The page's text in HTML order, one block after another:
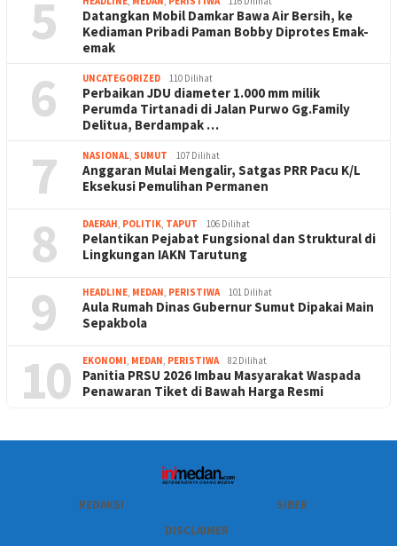
5
Datangkan Mobil Damkar Bawa Air Bersih, ke
Kediaman Pribadi Paman Bobby Diprotes Emak-
emak
6 UNCATEGORIZED 110 Dilihat
Perbaikan JDU diameter 1.000 mm milik
Perumda Tirtanadi di Jalan Purwo Gg.Family
Delitua, Berdampak …
7 NASIONAL, SUMUT 107 Dilihat
Anggaran Mulai Mengalir, Satgas PRR Pacu K/L
Eksekusi Pemulihan Permanen
8 DAERAH, POLITIK, TAPUT 106 Dilihat
Pelantikan Pejabat Fungsional dan Struktural di
Lingkungan IAKN Tarutung
9 HEADLINE, MEDAN, PERISTIWA 101 Dilihat
Aula Rumah Dinas Gubernur Sumut Dipakai Main
Sepakbola
10 EKONOMI, MEDAN, PERISTIWA 82 Dilihat
Panitia PRSU 2026 Imbau Masyarakat Waspada
Penawaran Tiket di Bawah Harga Resmi
REDAKSI
SIBER
DISCLAIMER